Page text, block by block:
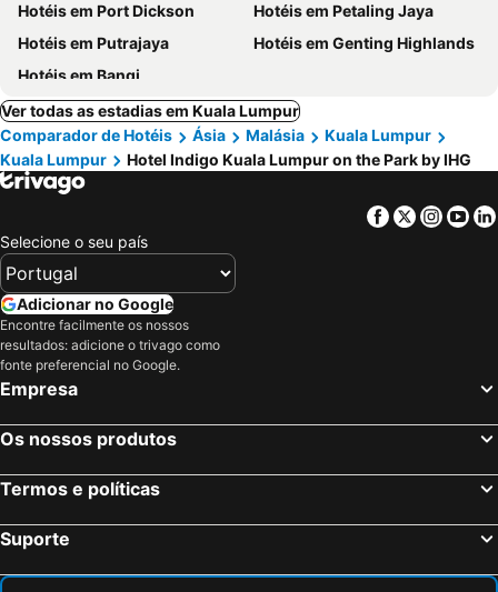
Hotéis em Port Dickson
Hotéis em Petaling Jaya
Hotéis em Putrajaya
Hotéis em Genting Highlands
Hotéis em Bangi
Ver todas as estadias em Kuala Lumpur
Comparador de Hotéis
Ásia Malásia
Kuala Lumpur
Kuala Lumpur
Hotel Indigo Kuala Lumpur on the Park by IHG
Facebook
Twitter
Selecione o seu país
Adicionar no Google
Encontre facilmente os nossos
resultados: adicione o trivago como
fonte preferencial no Google.
Empresa
Os nossos produtos
Termos e políticas
Suporte